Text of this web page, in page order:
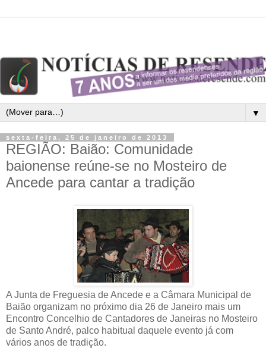
▼
sexta-feira, 25 de janeiro de 2013
REGIÃO: Baião: Comunidade
baionense reúne-se no Mosteiro de
Ancede para cantar a tradição
A Junta de Freguesia de Ancede e a Câmara Municipal de
Baião organizam no próximo dia 26 de Janeiro mais um
Encontro Concelhio de Cantadores de Janeiras no Mosteiro
de Santo André, palco habitual daquele evento já com
vários anos de tradição.